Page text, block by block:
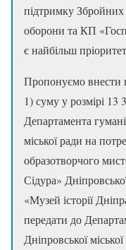
підтримку Збройних
оборони та КП
є найбільш
Пропонуємо внести
1) суму у розмірі 13
Департамента
міської ради на
образотворчого
Сідура»
«Музей історії
передати до
Дніпровської